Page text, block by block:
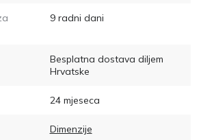
9radni dani
Besplatna dostava diljem
Hrvatske
24 mjeseca
Dimenzije